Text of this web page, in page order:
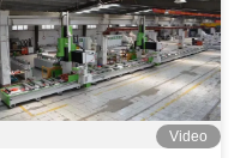
Video